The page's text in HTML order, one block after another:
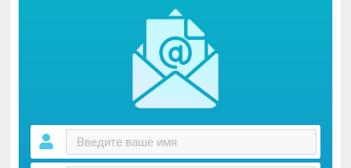
Аэрофритюрницы
Что будет, если объединить аэрогриль, духовку,
RAWMID Modern, вот что. Готовит всё до
сочности и румяности без капли масла. Но если
очень хочется, можно и с ним.